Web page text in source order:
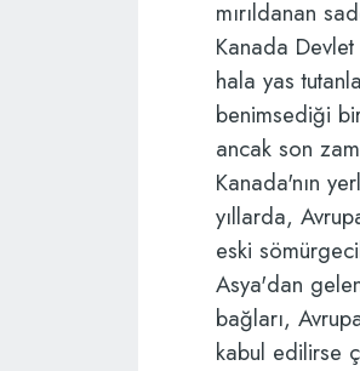
mırıldanan
Kanada
hala yas
benimsediği
ancak son
Kanada'nın
yıllarda,
eski
Asya'dan
bağları,
kabul edilirse